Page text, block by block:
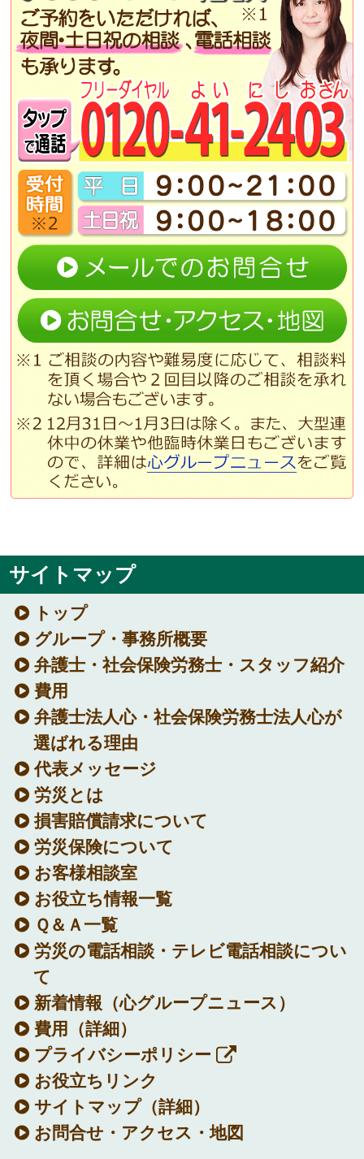
サイトマップ
トップ
グループ・事務所概要
弁護士・社会保険労務士・スタッフ紹介
費用
弁護士法人心・社会保険労務士法人心が
選ばれる理由
代表メッセージ
労災とは
損害賠償請求について
労災保険について
お客様相談室
お役立ち情報一覧
Ｑ＆Ａ一覧
労災の電話相談・テレビ電話相談につい
て
新着情報 （心グループニュース）
費用（詳細）
プライバシーポリシー
お役立ちリンク
サイトマップ（詳細）
お問合せ・アクセス・地図